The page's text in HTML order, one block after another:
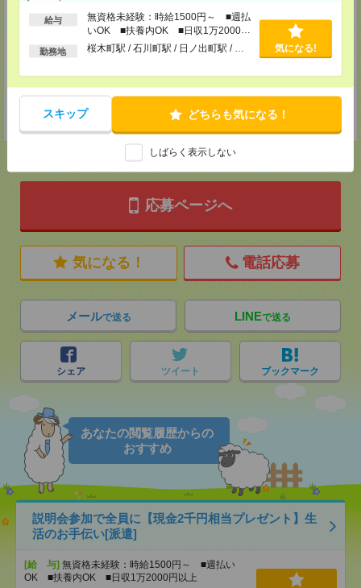
給与
無資格未経験：時給1500円～ ■週払
いOK ■扶養内OK ■日収1万2000円
以上
勤務地 桜木町駅 / 石川町駅 / 日ノ出町駅 / … 気になる!
スキップ どちらも気になる！
しばらく表示しない
神奈川県横浜市保土ケ谷区神戸町134 横浜ビジネスパークサウスタワー
TEL：0120-901-799
MAIL：tenshoku@nikken-ts.jp
登録交通費
★今ならご来社登録でQUOカード2000円分をプレゼント中★
応募ページへ
気になる！ 電話応募
メールで送る LINEで送る
シェア ツイート ブックマーク
あなたの閲覧履歴からの
おすすめ
説明会参加で全員に【現金2千円相当プレゼント】生
活のお手伝い[派遣]
[給 与] 無資格未経験：時給1500円～ ■週払い
OK ■扶養内OK ■日収1万2000円以上